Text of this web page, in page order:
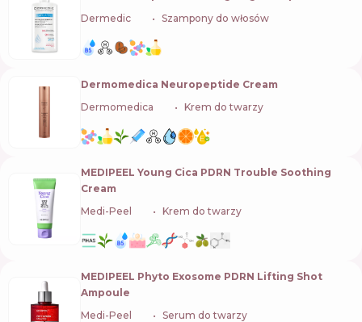
Dermedic
Szampony do włosów
Dermomedica Neuropeptide Cream
Dermomedica
Krem do twarzy
MEDIPEEL Young Cica PDRN Trouble Soothing
Cream
Medi-Peel
Krem do twarzy
MEDIPEEL Phyto Exosome PDRN Lifting Shot
Ampoule
Medi-Peel
Serum do twarzy